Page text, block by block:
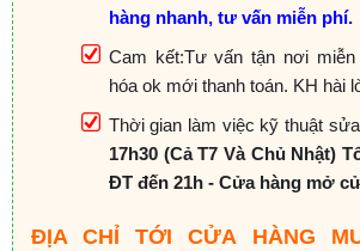
hàng nhanh, tư vấn miễn phí.
Cam kết:Tư vấn tận nơi
hóa ok mới thanh toán. KH hài
Thời gian làm việc kỹ thuật
17h30 (Cả T7 Và Chủ Nhật)
ĐT đến 21h - Cửa hàng mở
ĐỊA CHỈ TỚI CỬA HÀNG